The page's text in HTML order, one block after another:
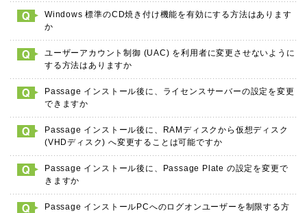
Windows 標準のCD焼き付け機能を有効にする方法はあります
か
ユーザーアカウント制御 (UAC) を利用者に変更させないように
する方法はありますか
Passage インストール後に、ライセンスサーバーの設定を変更
できますか
Passage インストール後に、RAMディスクから仮想ディスク
(VHDディスク) へ変更することは可能ですか
Passage インストール後に、Passage Plate の設定を変更で
きますか
Passage インストールPCへのログオンユーザーを制限する方